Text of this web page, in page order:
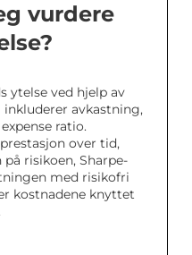
vurdere
ytelse ved hjelp av
avkastning,
ratio.
over tid,
risikoen, Sharpe-
med risikofri
kostnadene knyttet